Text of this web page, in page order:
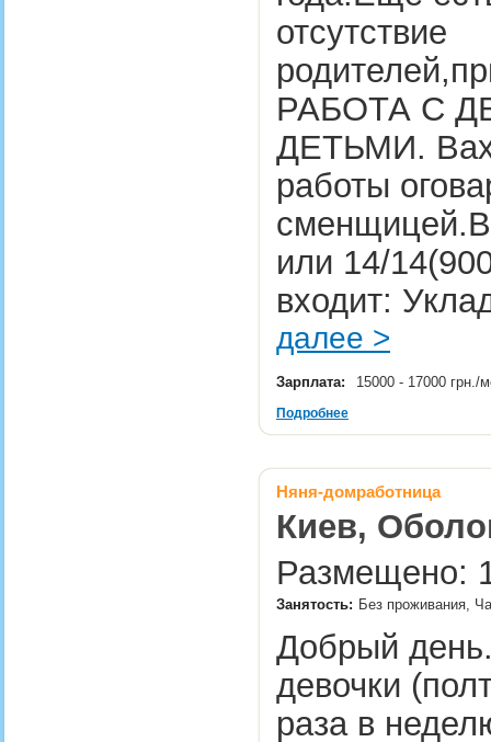
отсутствие
РАБОТА С
ДЕТЬМИ.
работы
или 14/
входит:
далее >
Зарплата: 15000 - 17000 грн./
Подробнее
Няня-домработница
Киев,
Размещено:
Занятость: Без проживания,
Добрый
девочки
раза в